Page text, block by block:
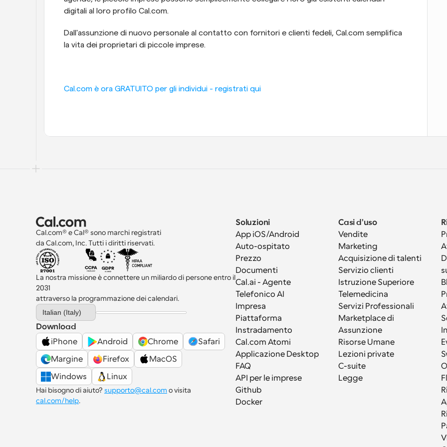
digitali al loro profilo Cal.com.
Dall'assunzione di nuovo personale al contatto con fornitori e clienti fedeli, Cal.com semplifica
la vita dei proprietari di piccole imprese.
Cal.com è ora GRATUITO per gli individui - registrati qui
Cal.com® e Cal® sono marchi registrati
da Cal.com, Inc. Tutti i diritti riservati.
La nostra missione è connettere un miliardo di persone entro il
2031
attraverso la programmazione dei calendari.
Select Language
Italian (Italy)
Download
iPhone
Android Chrome
Safari
Margine
Firefox
MacOS
Windows
Linux
Hai bisogno di aiuto? supporto@cal.com
cal.com/help.
Soluzioni
App iOS/Android
Auto-ospitato
Prezzo
Documenti
Cal.ai - Agente
Telefonico AI
Impresa
Piattaforma
Instradamento
Cal.com Atomi
Applicazione Desktop
FAQ
API per le imprese
Github
Docker
Casi d'uso
Vendite
Marketing
Acquisizione di talenti
Servizio clienti
Istruzione Superiore
Telemedicina
Servizi Professionali
Marketplace di
Assunzione
Risorse Umane
Lezioni private
C-suite
Legge